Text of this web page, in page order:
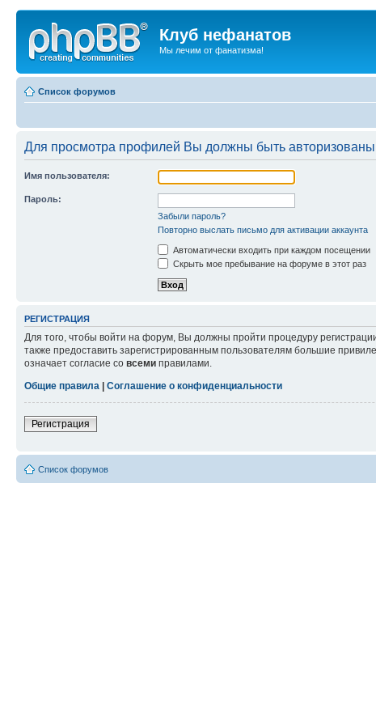
Клуб нефанатов
Мы лечим от фанатизма!
Список форумов
Для просмотра профилей Вы должны быть
Имя пользователя:
Пароль:
Забыли пароль?
Повторно выслать письмо для активации аккаунта
Автоматически входить при каждом посещении
Скрыть мое пребывание на форуме в этот раз
РЕГИСТРАЦИЯ
Для того, чтобы войти на форум, Вы должны пройти процедуру
также предоставить зарегистрированным пользователям большие
означает согласие со всеми правилами.
Общие правила
Соглашение о конфиденциальности
Регистрация
Список форумов